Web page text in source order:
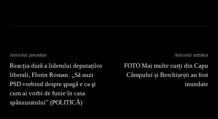
Articolul precedent
Reacția dură a liderului deputaților
liberali, Florin Roman: „Să auzi
PSD vorbind despre şpagă e ca şi
cum ai vorbi de funie în casa
spânzuratului” (POLITICĂ)
Articolul următor
FOTO Mai multe curți din Capu
Câmpului și Berchișești au fost
inundate